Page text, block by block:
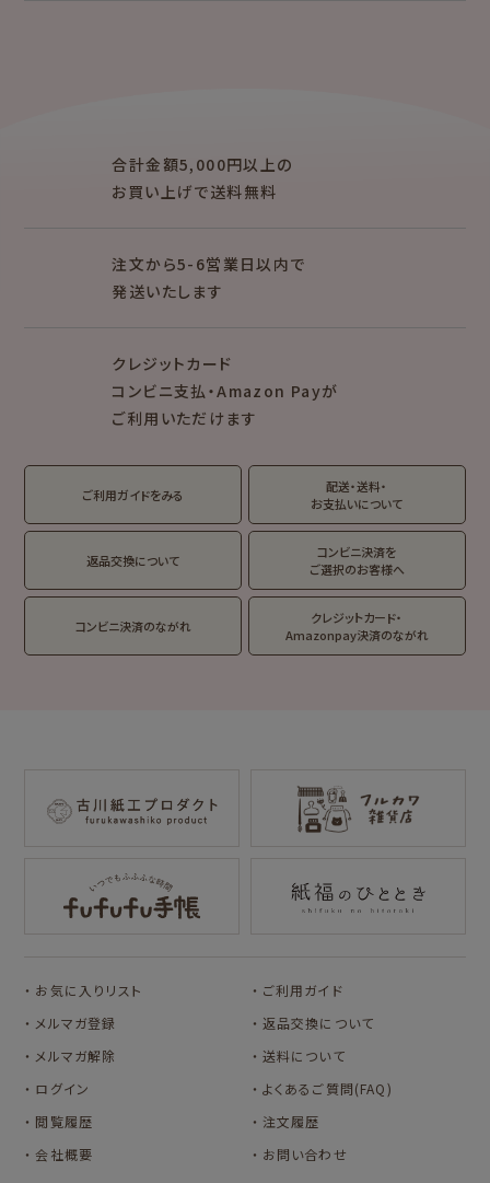
キャラクター別
MARUKO and
MONCHHICHI
サンリオキャラクタ
MOGUMOGU
HAMTAROU
イジ
オビワン カリタ
ーズ
おやつパーティ
ーズ
フルーツマーケット
おりがみ
翠 sui の商品を見る 結々 yuiyui の商品を見る
合計金額5,000円以上の
お買い上げで送料無料
注文から5-6営業日以内で
発送いたします
クレジットカード
コンビニ支払・Amazon Payが
ご利用いただけます
ご利用ガイドをみる
配送・送料・
お支払いについて
返品交換について
コンビニ決済を
ご選択のお客様へ
コンビニ決済のながれ
クレジットカード・
Amazonpay決済のながれ
お気に入りリスト
メルマガ登録
メルマガ解除
ログイン
ご利用ガイド
返品交換について
送料について
よくあるご質問(FAQ)
閲覧履歴
注文履歴
会社概要
お問い合わせ